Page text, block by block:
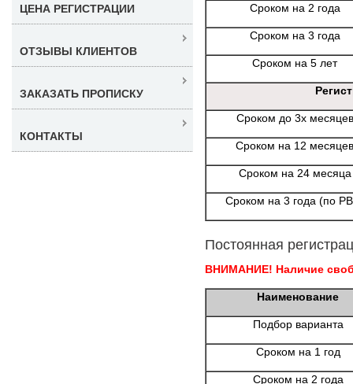
Сроком на 2 года
Сроком на 3 года
Сроком на 5 лет
Сроком до 3х месяцев
Сроком на 12 месяцев
Сроком на 24 месяца
Сроком на 3 года (по
Постоянная
ВНИМАНИЕ! Наличие
Наименование
Подбор варианта
Сроком на 1 год
Сроком на 2 года
ЦЕНА РЕГИСТРАЦИИ
ОТЗЫВЫ КЛИЕНТОВ
ЗАКАЗАТЬ ПРОПИСКУ
КОНТАКТЫ